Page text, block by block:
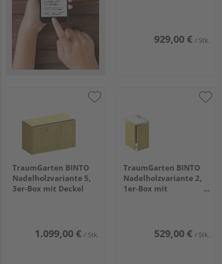
929,00 € / Stk.
TraumGarten BINTO
Nadelholzvariante 5,
3er-Box mit Deckel
1.099,00 € / Stk.
TraumGarten BINTO
Nadelholzvariante 2,
1er-Box mit
529,00 € / Stk.